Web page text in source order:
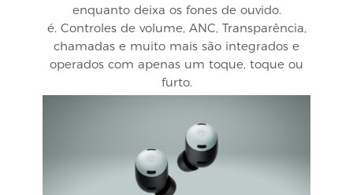
enquanto deixa os fones de ouvido.
é. Controles de volume, ANC, Transparência,
chamadas e muito mais são integrados e
operados com apenas um toque, toque ou
furto.